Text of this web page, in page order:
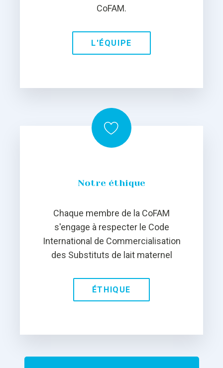
CoFAM.
L'ÉQUIPE
Notre éthique
Chaque membre de la CoFAM
s'engage à respecter le Code
International de Commercialisation
des Substituts de lait maternel
ÉTHIQUE